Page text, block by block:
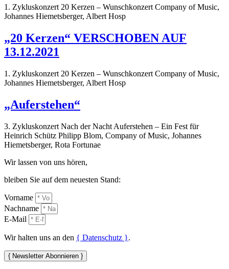
1. Zykluskonzert 20 Kerzen – Wunschkonzert Company of Music,
Johannes Hiemetsberger, Albert Hosp
„20 Kerzen“ VERSCHOBEN AUF
13.12.2021
1. Zykluskonzert 20 Kerzen – Wunschkonzert Company of Music,
Johannes Hiemetsberger, Albert Hosp
„Auferstehen“
3. Zykluskonzert Nach der Nacht Auferstehen – Ein Fest für
Heinrich Schütz Philipp Blom, Company of Music, Johannes
Hiemetsberger, Rota Fortunae
Wir lassen von uns hören,
bleiben Sie auf dem neuesten Stand:
Vorname
Nachname
E-Mail
Wir halten uns an den { Datenschutz }.
{ Newsletter Abonnieren }